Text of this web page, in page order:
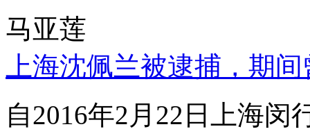
马亚莲
上海沈佩兰被逮捕，期
自2016年2月22日上海